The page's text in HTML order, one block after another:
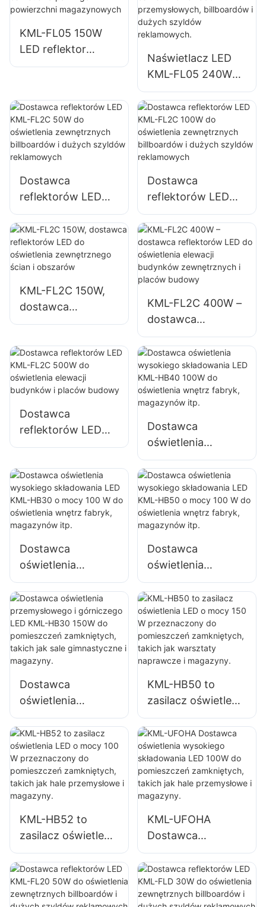
zewnętrznych i
otwartych
KML-FL05 150W
LED reflektor
oświetleniowy do
parkingów i
powierzchni
magazynowych
Naświetlacz LED
KML-FL05 240W
przeznaczony do
oświetlenia
zakładów
przemysłowych,
billboardów i
reklamowych.
Dostawca
reflektorów LED
KML-FL2C 50W do
oświetlenia
zewnętrznych
billboardów i
reklamowych
Dostawca
reflektorów LED
KML-FL2C 100W
do oświetlenia
zewnętrznych
billboardów i
dużych szyldów
KML-FL2C 150W,
dostawca
reflektorów LED do
zewnętrznego
ścian i obszarów
KML-FL2C 400W –
dostawca
reflektorów LED do
oświetlenia elewacji
budynków
zewnętrznych i
placów budowy
Dostawca
reflektorów LED
KML-FL2C 500W
elewacji budynków
i placów budowy
Dostawca
oświetlenia
wysokiego
składowania LED
KML-HB40 100W
do oświetlenia
wnętrz fabryk,
Dostawca
oświetlenia
wysokiego
składowania LED
KML-HB30 o mocy
100 W do
oświetlenia wnętrz
fabryk,
magazynów itp.
Dostawca
oświetlenia
wysokiego
składowania LED
KML-HB50 o mocy
100 W do
oświetlenia wnętrz
fabryk,
magazynów itp.
Dostawca
oświetlenia
przemysłowego i
górniczego LED
KML-HB30 150W
do pomieszczeń
zamkniętych,
takich jak sale
gimnastyczne i
magazyny.
KML-HB50 to
zasilacz oświetlenia
LED o mocy 150 W
przeznaczony do
pomieszczeń
zamkniętych,
takich jak
warsztaty
naprawcze i
magazyny.
KML-HB52 to
zasilacz oświetlenia
LED o mocy 100 W
przeznaczony do
pomieszczeń
zamkniętych,
KML-UFOHA
Dostawca
oświetlenia
wysokiego
składowania LED
100W do